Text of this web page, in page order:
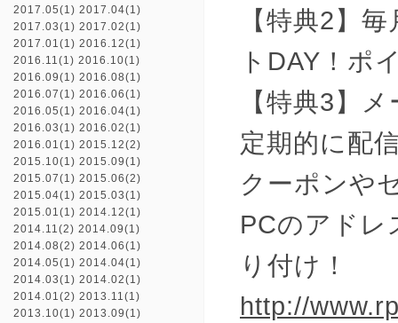
【特典2】
トDAY！ポ
【特典3】
定期的に配
クーポンや
PCのアドレ
り付け！
http://
2017.05(1) 2017.04(1)
2017.03(1) 2017.02(1)
2017.01(1) 2016.12(1)
2016.11(1) 2016.10(1)
2016.09(1) 2016.08(1)
2016.07(1) 2016.06(1)
2016.05(1) 2016.04(1)
2016.03(1) 2016.02(1)
2016.01(1) 2015.12(2)
2015.10(1) 2015.09(1)
2015.07(1) 2015.06(2)
2015.04(1) 2015.03(1)
2015.01(1) 2014.12(1)
2014.11(2) 2014.09(1)
2014.08(2) 2014.06(1)
2014.05(1) 2014.04(1)
2014.03(1) 2014.02(1)
2014.01(2) 2013.11(1)
2013.10(1) 2013.09(1)